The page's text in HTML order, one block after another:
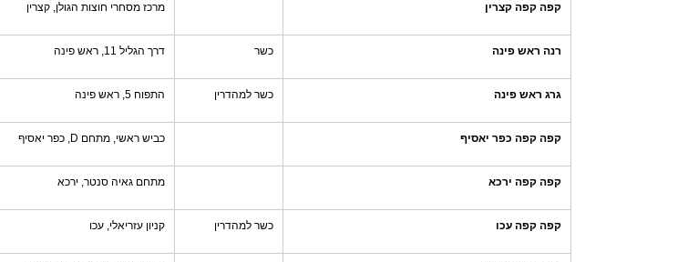
קפה קפה קצרין מרכז מסחרי חוצות הגולן, קצרין
רנה ראש פינה כשר דרך הגליל 11, ראש פינה
גרג ראש פינה כשר למהדרין התפוח 5, ראש פינה
קפה קפה כפר יאסיף כביש ראשי, מתחם D, כפר יאסיף
קפה קפה ירכא מתחם גאיה סנטר, ירכא
קפה קפה עכו כשר למהדרין קניון עזריאלי, עכו